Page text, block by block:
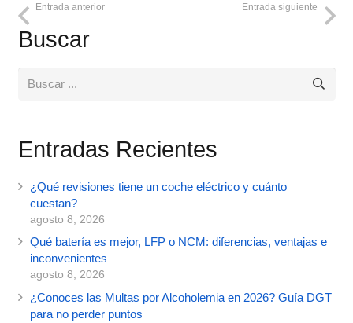
Entrada anterior Entrada siguiente
Buscar
Entradas Recientes
¿Qué revisiones tiene un coche eléctrico y cuánto
cuestan?
agosto 8, 2026
Qué batería es mejor, LFP o NCM: diferencias, ventajas e
inconvenientes
agosto 8, 2026
¿Conoces las Multas por Alcoholemia en 2026? Guía DGT
para no perder puntos